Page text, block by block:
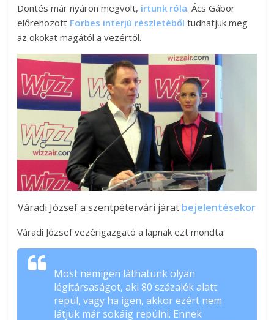
Döntés már nyáron megvolt, irtunk róla. Ács Gábor
előrehozott Forbes interjú részletéből tudhatjuk meg
az okokat magától a vezértől.
Váradi József a szentpétervári járat bejelentésekor
Váradi József vezérigazgató a lapnak ezt mondta:
Most nemigen láthatunk olyan
légitársaságot, aki 80 százalék alatt
repül, vagy ha igen, akkor ezért nem
látjuk már sokáig repülni. Ennek